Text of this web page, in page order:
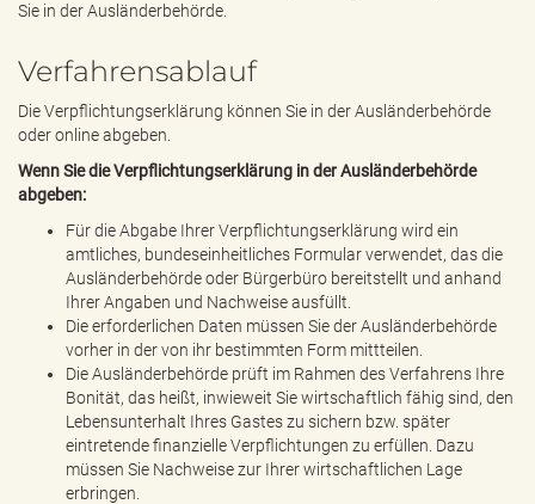
Sie in der Ausländerbehörde.
Verfahrensablauf
Die Verpflichtungserklärung können Sie in der Ausländerbehörde
oder online abgeben.
Wenn Sie die Verpflichtungserklärung in der Ausländerbehörde
abgeben:
Für die Abgabe Ihrer Verpflichtungserklärung wird ein
amtliches, bundeseinheitliches Formular verwendet, das die
Ausländerbehörde oder Bürgerbüro bereitstellt und anhand
Ihrer Angaben und Nachweise ausfüllt.
Die erforderlichen Daten müssen Sie der Ausländerbehörde
vorher in der von ihr bestimmten Form mittteilen.
Die Ausländerbehörde prüft im Rahmen des Verfahrens Ihre
Bonität, das heißt, inwieweit Sie wirtschaftlich fähig sind, den
Lebensunterhalt Ihres Gastes zu sichern bzw. später
eintretende finanzielle Verpflichtungen zu erfüllen. Dazu
müssen Sie Nachweise zur Ihrer wirtschaftlichen Lage
erbringen.